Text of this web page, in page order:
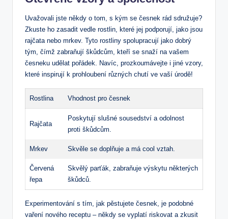
Uvažovali jste někdy o tom, s kým se česnek rád sdružuje?
Zkuste ho zasadit vedle rostlin, které jej podporují, jako jsou
rajčata nebo mrkev. Tyto rostliny spolupracují jako dobrý
tým, čímž zabraňují škůdcům, kteří se snaží na vašem
česneku udělat pořádek. Navíc, prozkoumávejte i jiné vzory,
které inspirují k prohloubení různých chutí ve vaší úrodě!
Rostlina Vhodnost pro česnek
Rajčata
Poskytují slušné sousedství a odolnost
proti škůdcům.
Mrkev Skvěle se doplňuje a má cool vztah.
Červená
řepa
Skvělý parťák, zabraňuje výskytu některých
škůdců.
Experimentování s tím, jak pěstujete česnek, je podobné
vaření nového receptu – někdy se vyplatí riskovat a zkusit